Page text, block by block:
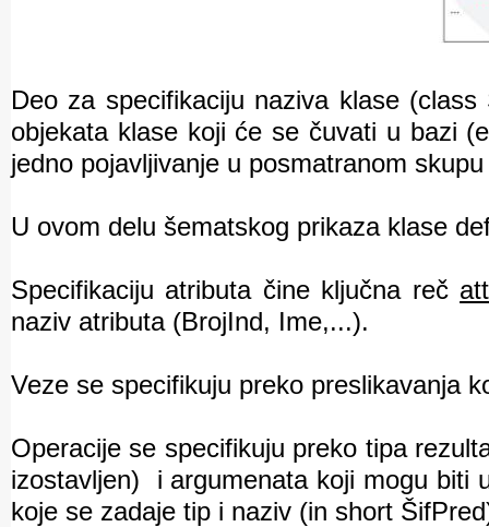
Deo za specifikaciju naziva klase
objekata klase koji će se čuvati u bazi
jedno pojavljivanje u posmatranom
U ovom delu šematskog prikaza klase
Specifikaciju atributa čine ključna reč
naziv atributa (BrojInd, Ime,...).
Veze se specifikuju preko preslikavanja
Operacije se specifikuju preko tipa
izostavljen)
i argumenata koji mogu biti
koje se zadaje tip i naziv (in short